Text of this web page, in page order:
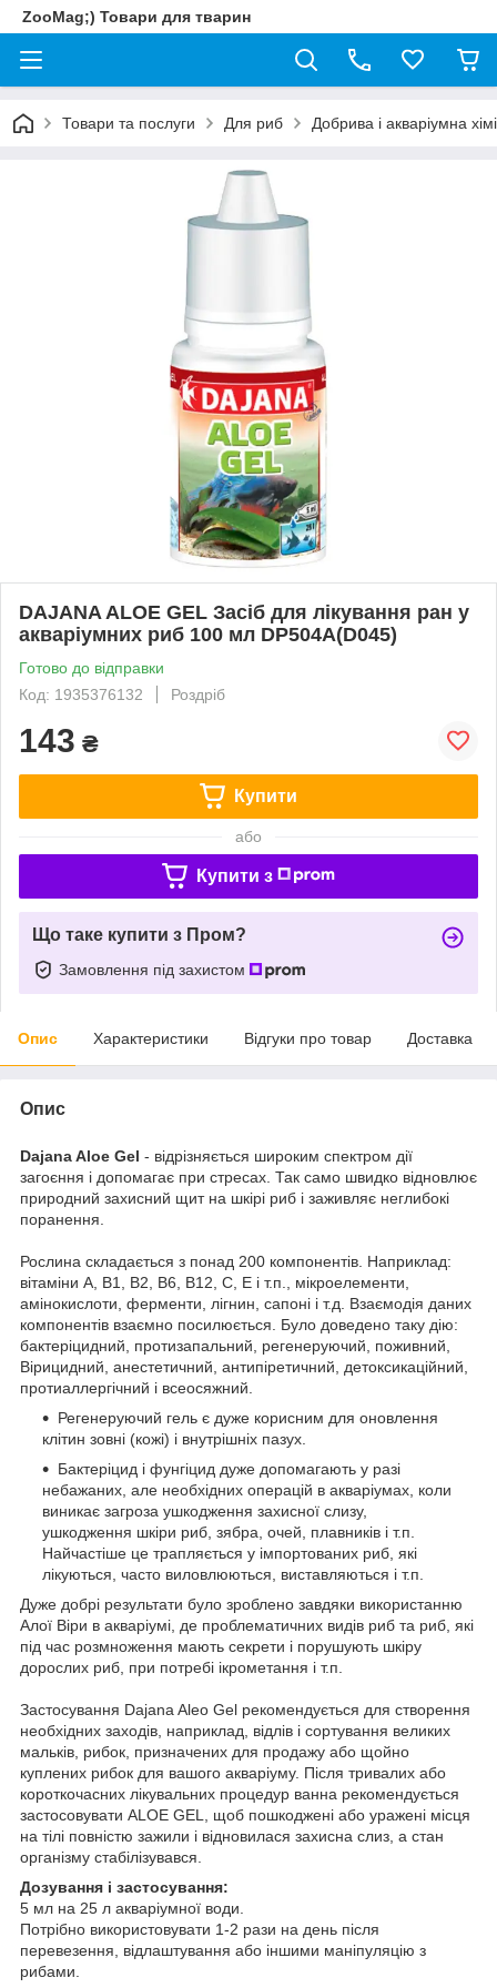
ZooMag;) Товари для тварин
Товари та послуги Для риб Добрива і акваріумна
DAJANA ALOE GEL Засіб для лікування ран у
акваріумних риб 100 мл DP504A(D045)
Готово до відправки
Код: 1935376132
Роздріб
143 ₴
Купити
або
Купити з
Що таке купити з Пром?
Замовлення під захистом
Опис Характеристики Відгуки про товар Доставка
Опис
Dajana Aloe Gel - відрізняється широким спектром дії
загоєння і допомагає при стресах. Так само швидко відновлює
природний захисний щит на шкірі риб і заживляє неглибокі
поранення.
Рослина складається з понад 200 компонентів. Наприклад:
вітаміни A, B1, B2, B6, B12, C, E і т.п., мікроелементи,
амінокислоти, ферменти, лігнин, сапоні і т.д. Взаємодія даних
компонентів взаємно посилюється. Було доведено таку дію:
бактеріцидний, протизапальний, регенеруючий, поживний,
Вірицидний, анестетичний, антипіретичний, детоксикаційний,
протиаллергічний і всеосяжний.
Регенеруючий гель є дуже корисним для оновлення
клітин зовні (кожі) і внутрішніх пазух.
Бактеріцид і фунгіцид дуже допомагають у разі
небажаних, але необхідних операцій в акваріумах, коли
виникає загроза ушкодження захисної слизу,
ушкодження шкіри риб, зябра, очей, плавників і т.п.
Найчастіше це трапляється у імпортованих риб, які
лікуються, часто виловлюються, виставляються і т.п.
Дуже добрі результати було зроблено завдяки використанню
Алої Віри в акваріумі, де проблематичних видів риб та риб, які
під час розмноження мають секрети і порушують шкіру
дорослих риб, при потребі iкрометання і т.п.
Застосування Dajana Aleo Gel рекомендується для створення
необхідних заходів, наприклад, відлів і сортування великих
мальків, рибок, призначених для продажу або щойно
куплених рибок для вашого акваріуму. Після тривалих або
короткочасних лікувальних процедур ванна рекомендується
застосовувати АLОЕ GEL, щоб пошкоджені або уражені місця
на тілі повністю зажили і відновилася захисна слиз, а стан
організму стабілізувався.
Дозування і застосування:
5 мл на 25 л акваріумної води.
Потрібно використовувати 1-2 рази на день після
перевезення, відлаштування або іншими маніпуляцію з
рибами.